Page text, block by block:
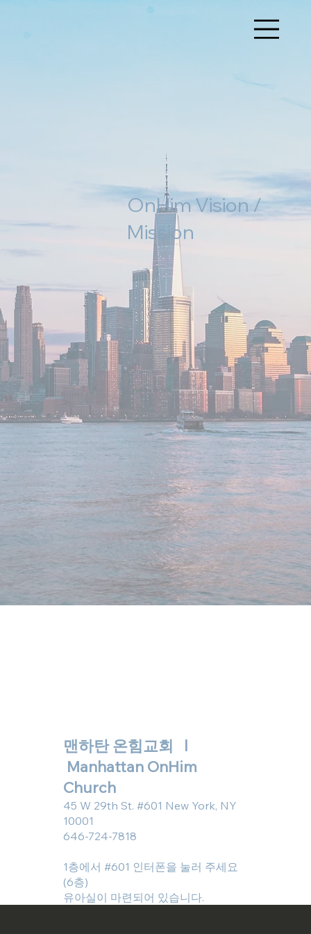
OnHim Vision /
Mission
맨하탄 온힘교회 l
Manhattan OnHim
Church
45 W 29th St. #601 New York, NY
10001
646-724-7818
1층에서 #601 인터폰을 눌러 주세요
(6층)
유아실이 마련되어 있습니다.